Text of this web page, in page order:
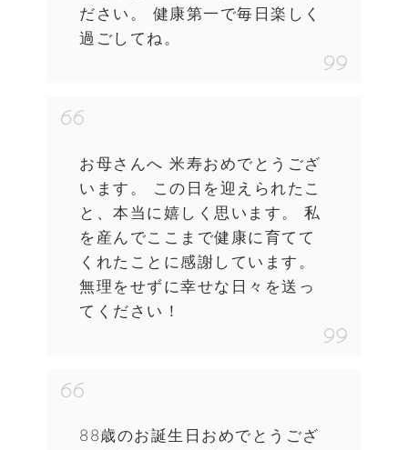
ださい。 健康第一で毎日楽しく
過ごしてね。
お母さんへ 米寿おめでとうござ
います。 この日を迎えられたこ
と、本当に嬉しく思います。 私
を産んでここまで健康に育てて
くれたことに感謝しています。
無理をせずに幸せな日々を送っ
てください！
88歳のお誕生日おめでとうござ